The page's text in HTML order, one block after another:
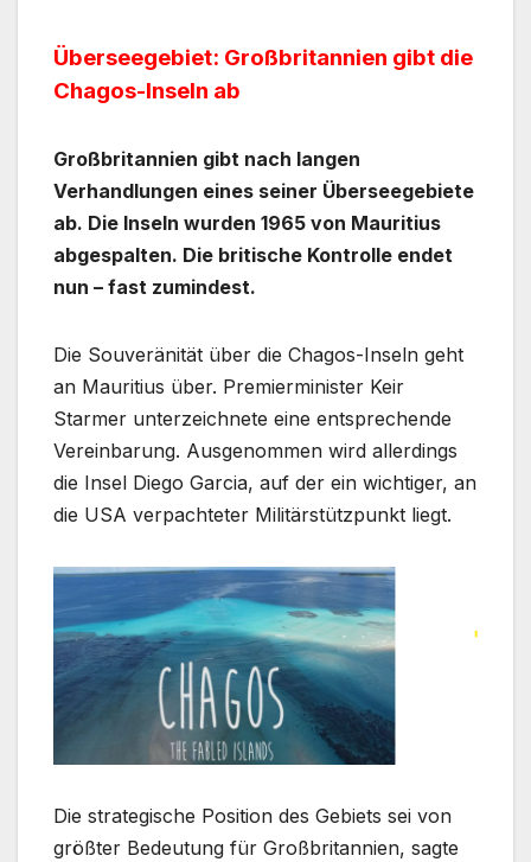
Überseegebiet: Großbritannien gibt die
Chagos-Inseln ab
Großbritannien gibt nach langen
Verhandlungen eines seiner Überseegebiete
ab. Die Inseln wurden 1965 von Mauritius
abgespalten. Die britische Kontrolle endet
nun – fast zumindest.
Die Souveränität über die Chagos-Inseln geht
an Mauritius über. Premierminister Keir
Starmer unterzeichnete eine entsprechende
Vereinbarung. Ausgenommen wird allerdings
die Insel Diego Garcia, auf der ein wichtiger, an
die USA verpachteter Militärstützpunkt liegt.
Die strategische Position des Gebiets sei von
größter Bedeutung für Großbritannien, sagte